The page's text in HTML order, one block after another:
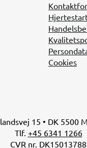
Cookies
15 • DK 5500
Tlf. +45 6341 1266
CVR nr. DK15013788